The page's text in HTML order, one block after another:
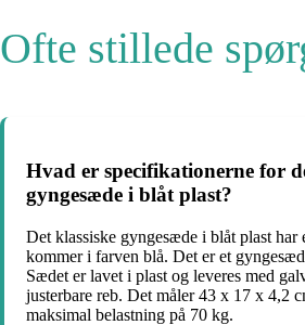
Ofte stillede
Hvad er specifikationerne for
gyngesæde i blåt plast?
Det klassiske gyngesæde i blåt plast har
kommer i farven blå. Det er et
Sædet er lavet i plast og leveres med
justerbare reb. Det måler 43 x 17 x 4,2
maksimal belastning på 70 kg.